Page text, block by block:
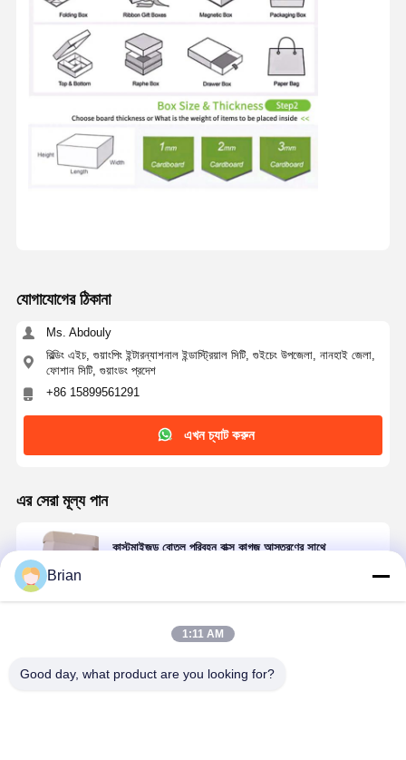
যোগাযোগের ঠিকানা
Ms. Abdouly
বিল্ডিং এইচ, গুয়াংপিং ইন্টারন্যাশনাল ইন্ডাস্ট্রিয়াল সিটি, গুইচেং উপজেলা, নানহাই জেলা,
ফোশান সিটি, গুয়াংডং প্রদেশ
+86 15899561291
এখন চ্যাট করুন
এর সেরা মূল্য পান
কাস্টমাইজড বোতল পরিবহন বাক্স কাগজ আস্তরণের সাথে
চালিয়ে
Brian
1:11 AM
Good day, what product are you looking for?